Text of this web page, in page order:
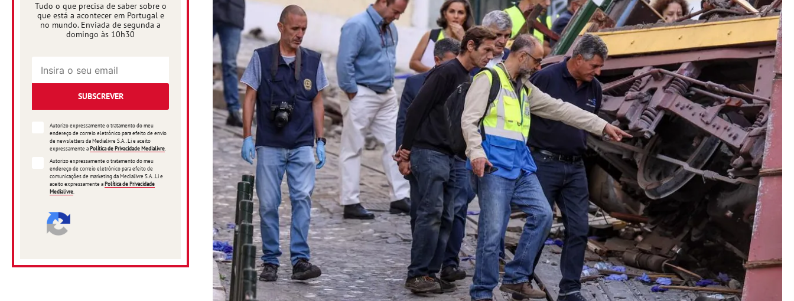
Tudo o que precisa de saber sobre o
que está a acontecer em Portugal e
no mundo. Enviada de segunda a
domingo às 10h30
SUBSCREVER
Autorizo expressamente o tratamento do meu
endereço de correio eletrónico para efeito de envio
de newsletters da Medialivre S.A.. Li e aceito
expressamente aPolítica de Privacidade Medialivre
Autorizo expressamente o tratamento do meu
endereço de correio eletrónico para efeito de
comunicações de marketing da Medialivre S.A..Li e
aceito expressamente aPolítica de Privacidade
Medialivre